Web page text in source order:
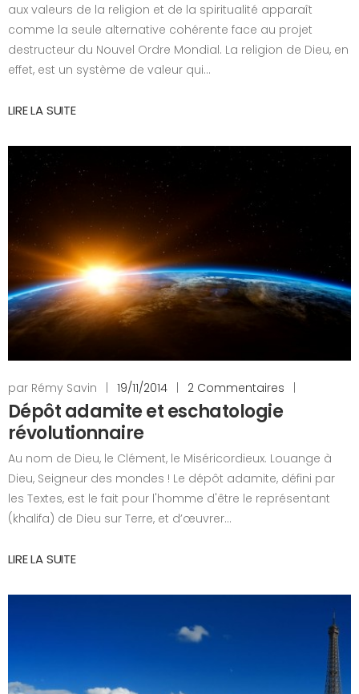
aux valeurs de la religion et de la spiritualité apparaît
comme la seule alternative cohérente face au projet
destructeur du Nouvel Ordre Mondial. La religion de Dieu, en
effet, est un système de valeur qui...
LIRE LA SUITE
par Rémy Savin | 19/11/2014 | 2 Commentaires |
Dépôt adamite et eschatologie
révolutionnaire
Au nom de Dieu, le Clément, le Miséricordieux. Louange à
Dieu, Seigneur des mondes ! Le dépôt adamite, défini par
les Textes, est le fait pour l'homme d'être le représentant
(khalifa) de Dieu sur Terre, et d’œuvrer...
LIRE LA SUITE